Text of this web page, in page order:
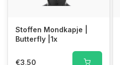
Stoffen Mondkapje |
Butterfly |1x
€3,50